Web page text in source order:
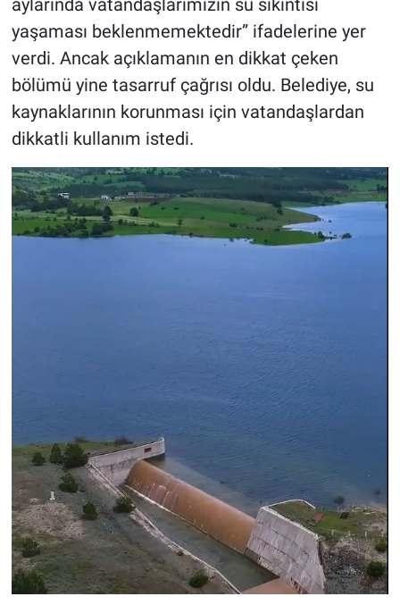
aylarında vatandaşlarımızın su sıkıntısı
yaşaması beklenmemektedir” ifadelerine yer
verdi. Ancak açıklamanın en dikkat çeken
bölümü yine tasarruf çağrısı oldu. Belediye, su
kaynaklarının korunması için vatandaşlardan
dikkatli kullanım istedi.